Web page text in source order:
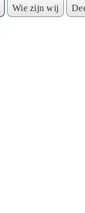
Wie zijn wij